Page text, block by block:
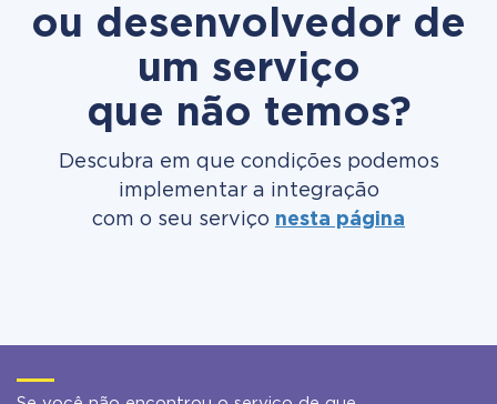
ou desenvolvedor de
um serviço
que não temos?
Descubra em que condições podemos
implementar a integração
com o seu serviço nesta página